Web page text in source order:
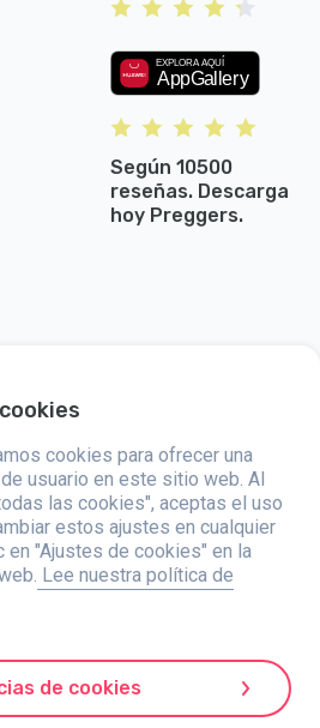
Según 10500
reseñas. Descarga
hoy Preggers.
de aplicaciones sueco Stroller AB en
la paternidad para los futuros y
Con un equipo diverso y
han desarrollado aplicaciones fáciles de
de dos millones de personas. Preggers
3D, proporcionando actualizaciones,
para cada etapa del embarazo.
con consejos prácticos sobre el
Al fomentar la inclusividad, Preggers
familiares. Con millones de descargas
satisfacer las necesidades cambiantes
de Stroller AB, Kivra: 559106-0909, 106
cookies para ofrecer una
usuario en este sitio web. Al
las cookies", aceptas el uso
estos ajustes en cualquier
en "Ajustes de cookies" en la
Lee nuestra política de
de cookies